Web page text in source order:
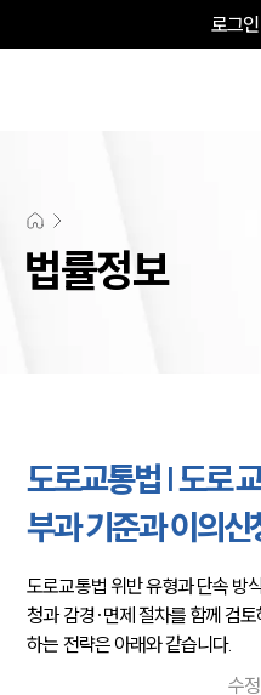
로그인
법률정보
도로교통법 | 도로
부과 기준과 이의신
도로교통법 위반 유형과 단속 방
청과 감경·면제 절차를 함께 검
하는 전략은 아래와 같습니다.
수